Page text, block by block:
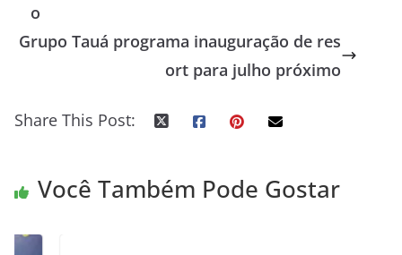
o
Grupo Tauá programa inauguração de res
ort para julho próximo
Share This Post:
Você Também Pode Gostar